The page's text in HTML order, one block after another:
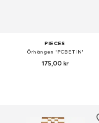
PIECES
Örhängen 'PCBETIN'
175,00 kr